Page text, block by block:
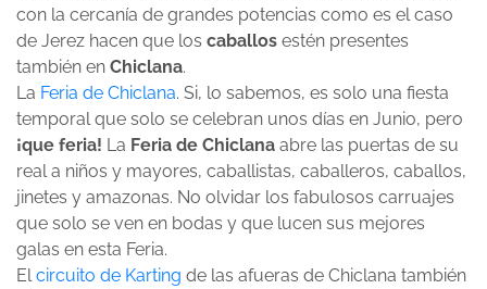
con la cercanía de grandes potencias como es el caso
de Jerez hacen que los caballos estén presentes
también en Chiclana.
La Feria de Chiclana. Si, lo sabemos, es solo una fiesta
temporal que solo se celebran unos días en Junio, pero
¡que feria! La Feria de Chiclana abre las puertas de su
real a niños y mayores, caballistas, caballeros, caballos,
jinetes y amazonas. No olvidar los fabulosos carruajes
que solo se ven en bodas y que lucen sus mejores
galas en esta Feria.
Elcircuito de Karting de las afueras de Chiclana también